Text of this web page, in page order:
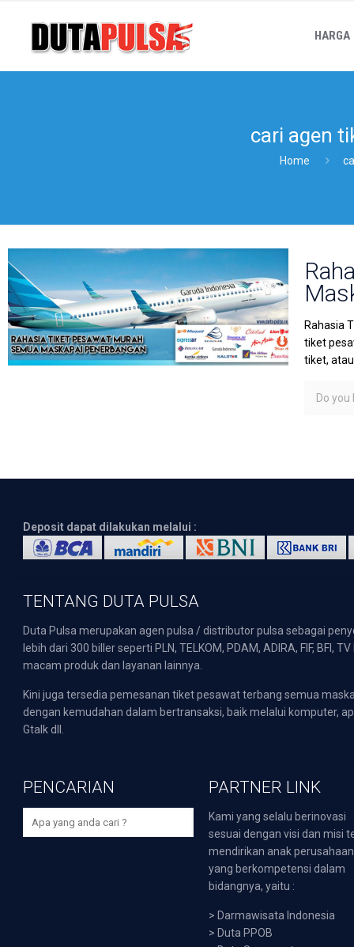
HARGA
cari agen
Home
Rahasia
tiket
tiket,
Do you
Deposit dapat dilakukan melalui :
TENTANG DUTA PULSA
Duta Pulsa merupakan agen pulsa / distributor pulsa sebagai
lebih dari 300 biller seperti PLN, TELKOM, PDAM, ADIRA, FIF,
macam produk dan layanan lainnya.
Kini juga tersedia pemesanan tiket pesawat terbang semua
dengan kemudahan dalam bertransaksi, baik melalui komputer,
Gtalk dll.
PENCARIAN PARTNER LINK
Kami yang selalu berinovasi
sesuai dengan visi dan misi
mendirikan anak perusahaan
yang berkompetensi dalam
bidangnya, yaitu :
> Darmawisata Indonesia
> Duta PPOB